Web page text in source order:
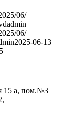
06/
06/
2025-06-13
15 а, пом.№3